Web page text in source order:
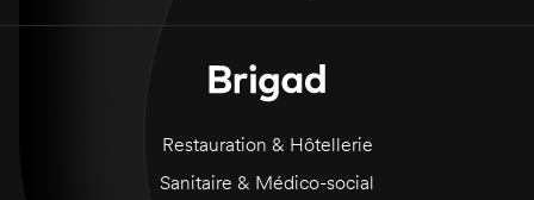
Restauration & Hôtellerie
Sanitaire & Médico-social